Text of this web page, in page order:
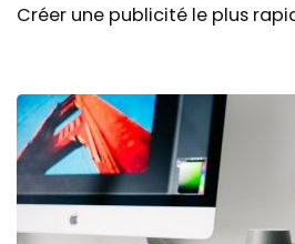
Créer une publicité le plus